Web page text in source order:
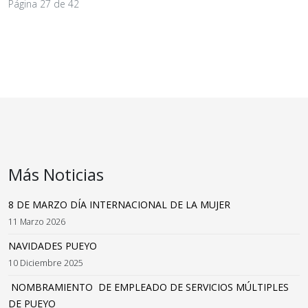
Página 27 de 42
Más Noticias
8 DE MARZO DÍA INTERNACIONAL DE LA MUJER
11 Marzo 2026
NAVIDADES PUEYO
10 Diciembre 2025
NOMBRAMIENTO DE EMPLEADO DE SERVICIOS MÚLTIPLES
DE PUEYO